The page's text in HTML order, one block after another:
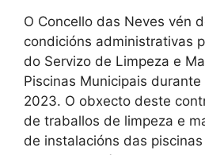
O Concello das Neves vén
condicións administrativas
do Servizo de Limpeza e
Piscinas Municipais
2023. O obxecto deste
de traballos de limpeza e
de instalacións das